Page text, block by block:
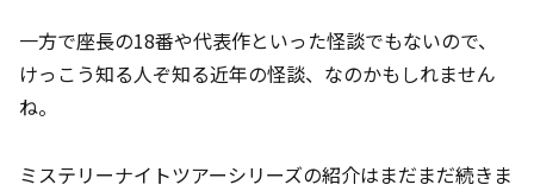
一方で座長の18番や代表作といった怪談でもないので、
けっこう知る人ぞ知る近年の怪談、なのかもしれません
ね。
ミステリーナイトツアーシリーズの紹介はまだまだ続きま